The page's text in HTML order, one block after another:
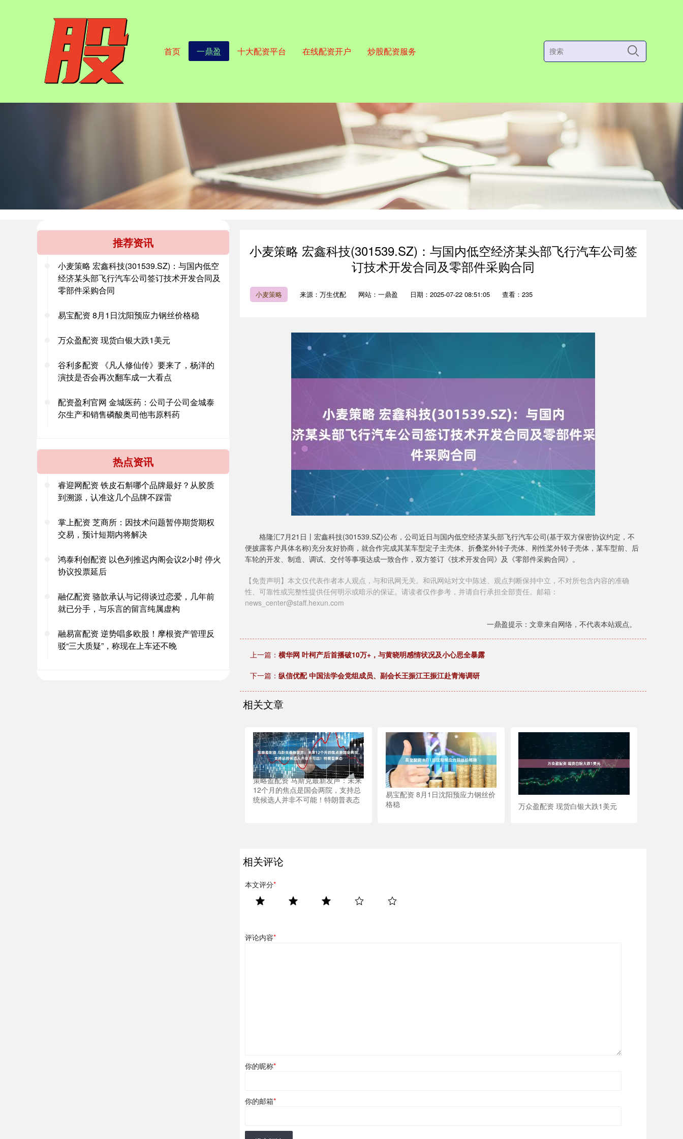
首页 一鼎盈 十大配资平台 在线配资开户 炒股配资服务
小麦策略 宏鑫科技(301539.SZ)：与国内低空经济某头部飞行汽车公司签
订技术开发合同及零部件采购合同
小麦策略 来源：万生优配 网站：一鼎盈 日期：2025-07-22 08:51:05 查看：235
格隆汇7月21日丨宏鑫科技(301539.SZ)公布，公司近日与国内低空经济某头部飞行汽车公司(基于双方保密协议约定，不
便披露客户具体名称)充分友好协商，就合作完成其某车型定子主壳体、折叠桨外转子壳体、刚性桨外转子壳体，某车型前、后
车轮的开发、制造、调试、交付等事项达成一致合作，双方签订《技术开发合同》及《零部件采购合同》。
【免责声明】本文仅代表作者本人观点，与和讯网无关。和讯网站对文中陈述、观点判断保持中立，不对所包含内容的准确
性、可靠性或完整性提供任何明示或暗示的保证。请读者仅作参考，并请自行承担全部责任。邮箱：
news_center@staff.hexun.com
一鼎盈提示：文章来自网络，不代表本站观点。
上一篇： 横华网 叶柯产后首播破10万+，与黄晓明感情状况及小心思全暴露
下一篇： 纵信优配 中国法学会党组成员、副会长王振江王振江赴青海调研
相关文章
策略盈配资 马斯克最新发声：未来
12个月的焦点是国会两院，支持总
统候选人并非不可能！特朗普表态
易宝配资 8月1日沈阳预应力钢丝价
格稳
万众盈配资 现货白银大跌1美元
相关评论
本文评分*
评论内容*
你的昵称*
你的邮箱*
推荐资讯
小麦策略 宏鑫科技(301539.SZ)：与国内低空
经济某头部飞行汽车公司签订技术开发合同及
零部件采购合同
易宝配资 8月1日沈阳预应力钢丝价格稳
万众盈配资 现货白银大跌1美元
谷利多配资 《凡人修仙传》要来了，杨洋的
演技是否会再次翻车成一大看点
配资盈利官网 金城医药：公司子公司金城泰
尔生产和销售磷酸奥司他韦原料药
热点资讯
睿迎网配资 铁皮石斛哪个品牌最好？从胶质
到溯源，认准这几个品牌不踩雷
掌上配资 芝商所：因技术问题暂停期货期权
交易，预计短期内将解决
鸿泰利创配资 以色列推迟内阁会议2小时 停火
协议投票延后
融亿配资 骆歆承认与记得谈过恋爱，几年前
就已分手，与乐言的留言纯属虚构
融易富配资 逆势唱多欧股！摩根资产管理反
驳“三大质疑”，称现在上车还不晚